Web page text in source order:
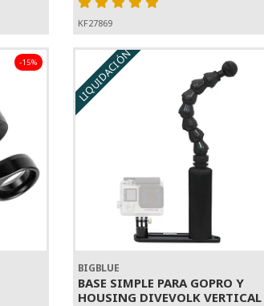
KF27869
-15% LIQUIDACIÓN
BIGBLUE
BASE SIMPLE PARA GOPRO Y
HOUSING DIVEVOLK VERTICAL